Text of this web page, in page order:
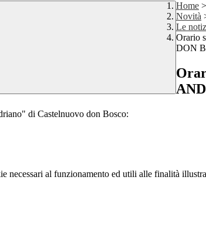
Home >
Novità
Le
Orario
DON
di Castelnuovo don Bosco:
necessari al funzionamento ed utili alle finalità